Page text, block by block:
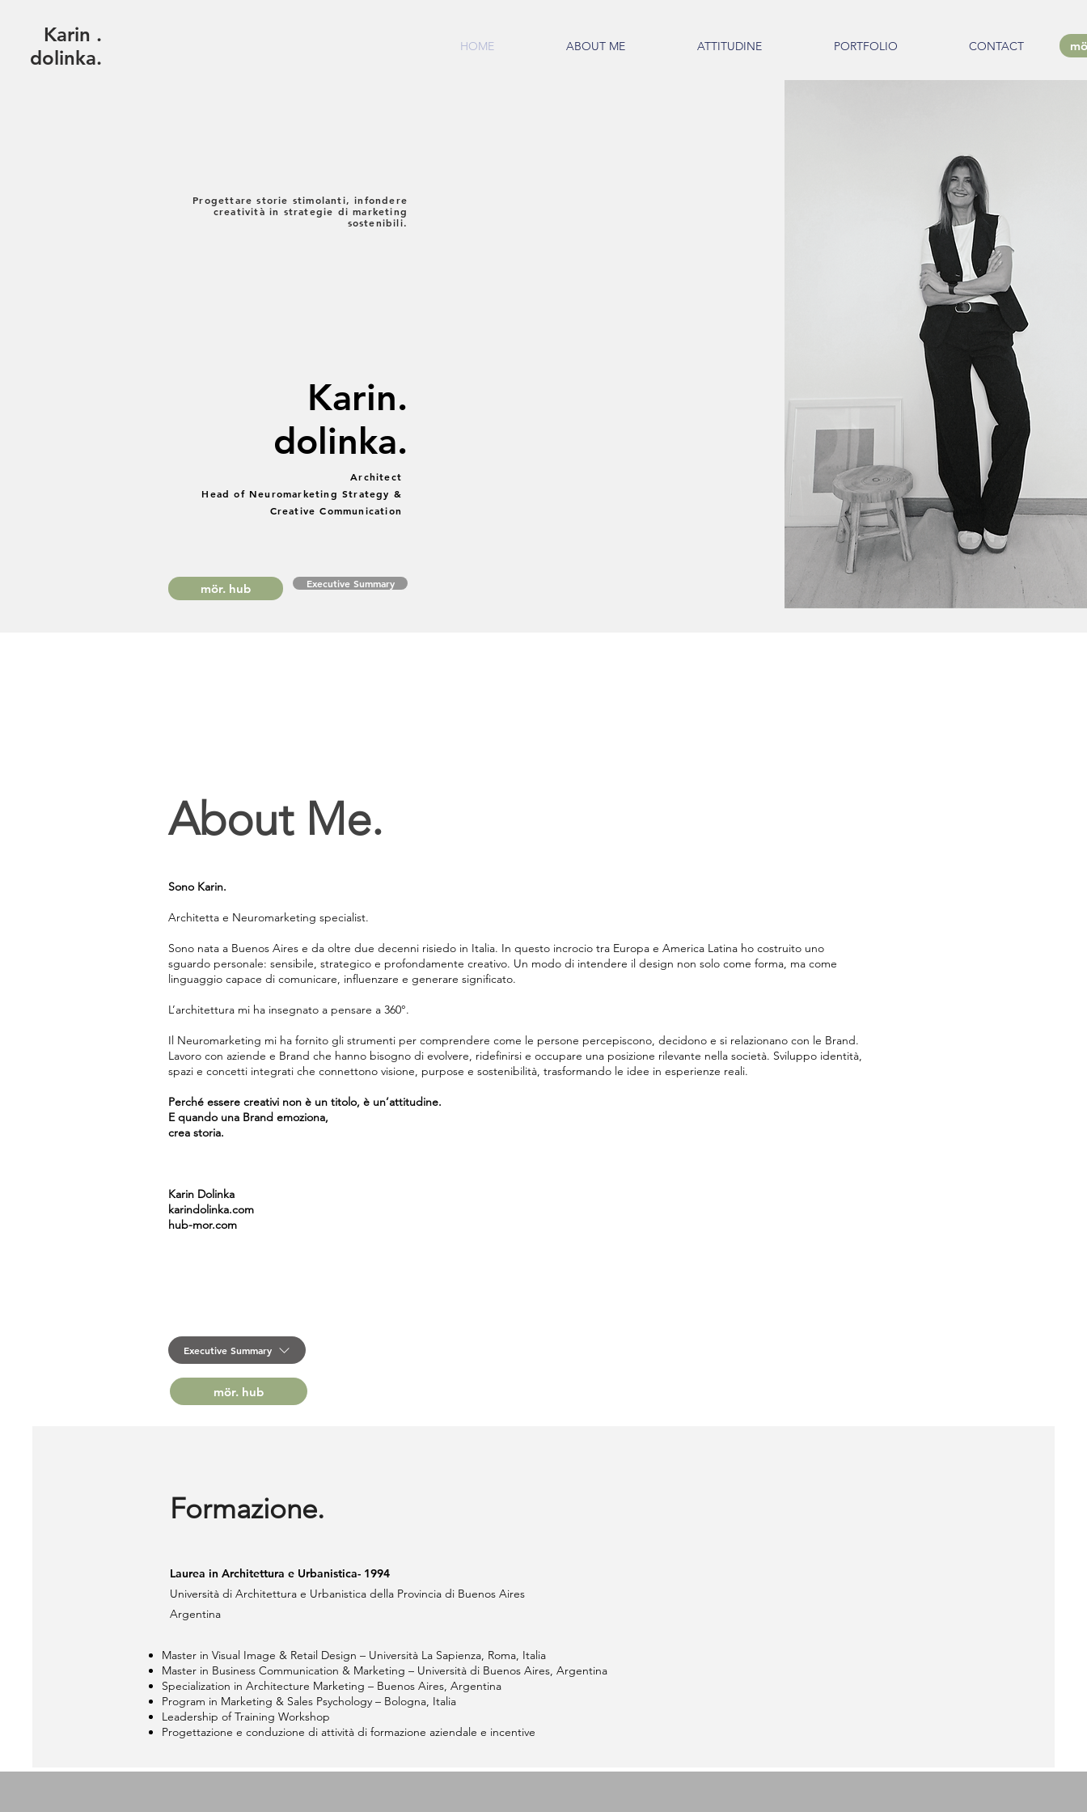
Karin .
dolinka.
HOME ABOUT ME ATTITUDINE PORTFOLIO CONTACT
Progettare storie stimolanti, infondere
creatività in strategie di marketing
sostenibili.
Karin.
dolinka.
Architect
Head of Neuromarketing Strategy &
Creative Communication
mör. hub Executive Summary
About Me.
Sono Karin.
Architetta e Neuromarketing specialist.
Sono nata a Buenos Aires e da oltre due decenni risiedo in Italia. In questo incrocio tra Europa e America Latina ho costruito uno
sguardo personale: sensibile, strategico e profondamente creativo. Un modo di intendere il design non solo come forma, ma come
linguaggio capace di comunicare, influenzare e generare significato.
L’architettura mi ha insegnato a pensare a 360°.
Il Neuromarketing mi ha fornito gli strumenti per comprendere come le persone percepiscono, decidono e si relazionano con le Brand.
Lavoro con aziende e Brand che hanno bisogno di evolvere, ridefinirsi e occupare una posizione rilevante nella società. Sviluppo identità,
spazi e concetti integrati che connettono visione, purpose e sostenibilità, trasformando le idee in esperienze reali.
Perché essere creativi non è un titolo, è un’attitudine.
E quando una Brand emoziona,
crea storia.
Karin Dolinka
karindolinka.com
hub-mor.com
Executive Summary
mör. hub
Formazione.
Laurea in Architettura e Urbanistica- 1994
Università di Architettura e Urbanistica della Provincia di Buenos Aires
Argentina
Master in Visual Image & Retail Design – Università La Sapienza, Roma, Italia
Master in Business Communication & Marketing – Università di Buenos Aires, Argentina
Specialization in Architecture Marketing – Buenos Aires, Argentina
Program in Marketing & Sales Psychology – Bologna, Italia
Leadership of Training Workshop
Progettazione e conduzione di attività di formazione aziendale e incentive